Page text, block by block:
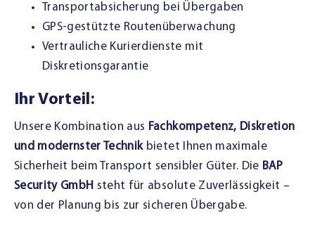
Transportabsicherung bei Übergaben
GPS-gestützte Routenüberwachung
Vertrauliche Kurierdienste mit
Diskretionsgarantie
Ihr Vorteil:
Unsere Kombination aus Fachkompetenz, Diskretion
und modernster Technikbietet Ihnen maximale
Sicherheit beim Transport sensibler Güter. Die BAP
Security GmbH steht für absolute Zuverlässigkeit –
von der Planung bis zur sicheren Übergabe.